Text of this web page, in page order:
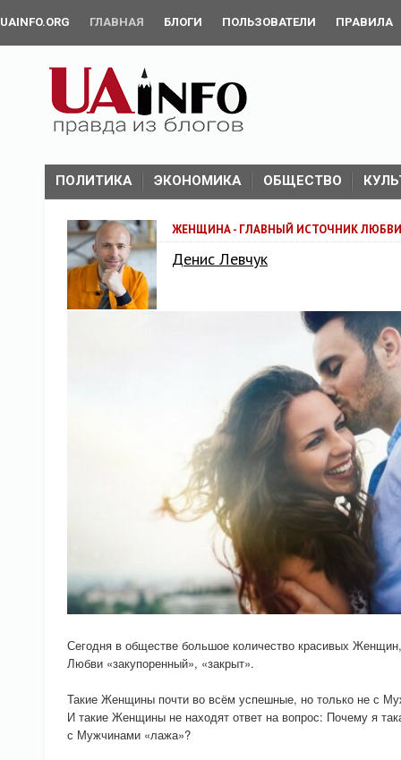
UAINFO.ORG ГЛАВНАЯ БЛОГИ ПОЛЬЗОВАТЕЛИ ПРАВИЛА
ПОЛИТИКА ЭКОНОМИКА ОБЩЕСТВО
ЖЕНЩИНА - ГЛАВНЫЙ ИСТОЧНИК ЛЮБВИ
Денис Левчук
Сегодня в обществе большое количество красивых
Любви «закупоренный», «закрыт».
Такие Женщины почти во всём успешные, но только не с
И такие Женщины не находят ответ на вопрос: Почему я
с Мужчинами «лажа»?